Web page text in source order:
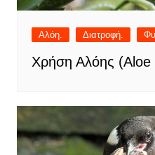
Αλόη. Διατροφή.
Χρήση Αλόης (Aloe